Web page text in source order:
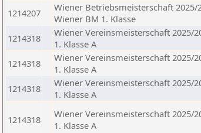
1214207
Wiener Betriebsmeisterschaft 2025/
Wiener BM 1. Klasse
1214318
Wiener Vereinsmeisterschaft 2025/
1. Klasse A
1214318
Wiener Vereinsmeisterschaft 2025/
1. Klasse A
1214318
Wiener Vereinsmeisterschaft 2025/
1. Klasse A
1214318
Wiener Vereinsmeisterschaft 2025/
1. Klasse A